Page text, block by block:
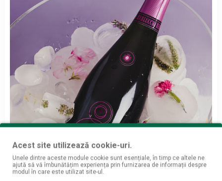
Acest site utilizează cookie-uri.
Unele dintre aceste module cookie sunt esențiale, în timp ce altele ne
ajută să vă îmbunătățim experiența prin furnizarea de informații despre
modul în care este utilizat site-ul.